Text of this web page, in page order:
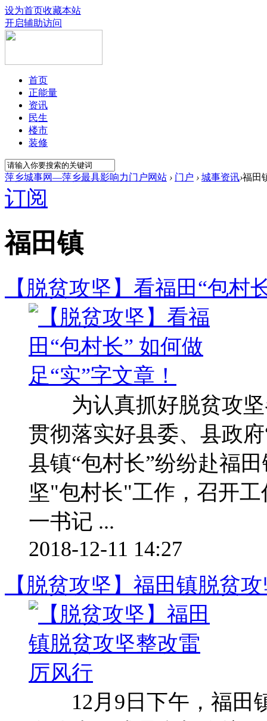
设为首页收藏本站
开启辅助访问
首页
正能量
资讯
民生
楼市
装修
萍乡城事网—萍乡最具影响力门户网站 › 门户 › 城事资讯›福田
订阅
福田镇
【脱贫攻坚】看福田“包村
为认真抓好脱贫攻坚
贯彻落实好县委、县政
县镇“包村长”纷纷赴福
坚"包村长"工作，召开
一书记 ...
2018-12-11 14:27
【脱贫攻坚】福田镇脱贫
12月9日下午，福田